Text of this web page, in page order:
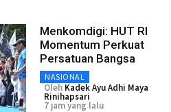
Menkomdigi: HUT RI
Momentum Perkuat
Persatuan Bangsa
NASIONAL
Oleh Kadek Ayu Adhi Maya
Rinihapsari
7 jam yang lalu